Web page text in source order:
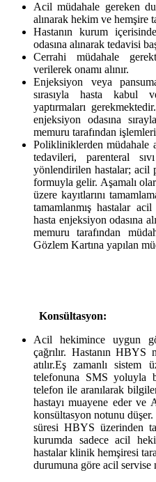
Acil müdahale gereken
alınarak hekim ve hemşire
Hastanın kurum
odasına alınarak tedavisi
Cerrahi müdahale
verilerek onamı alınır.
Enjeksiyon veya
sırasıyla hasta kabul
yaptırmaları
enjeksiyon odasına
memuru tarafından
Polikliniklerden müdahale
tedavileri, parenteral
yönlendirilen hastalar; acil
formuyla gelir. Aşamalı
üzere kayıtlarını
tamamlanmış hastalar
hasta enjeksiyon odasına
memuru tarafından
Gözlem Kartına yapılan
Konsültasyon:
Acil hekimince uygun
çağrılır. Hastanın HBYS
atılır.Eş zamanlı sistem
telefonuna SMS yoluyla
telefon ile aranılarak
hastayı muayene eder ve
konsültasyon notunu
süresi HBYS üzerinden
kurumda sadece acil
hastalar klinik hemşiresi
durumuna göre acil